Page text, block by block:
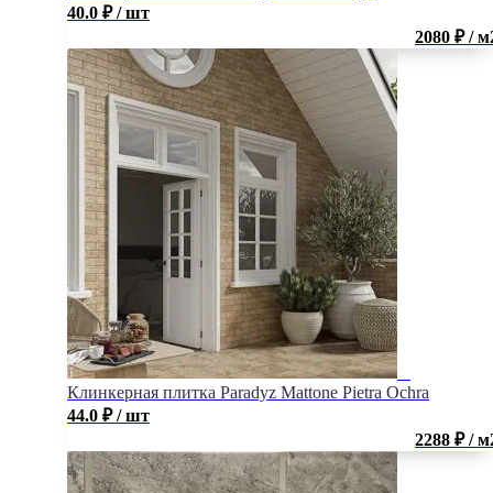
40.0 ₽ / шт
2080 ₽ /
Клинкерная плитка Paradyz Mattone Pietra Ochra
44.0 ₽ / шт
2288 ₽ /